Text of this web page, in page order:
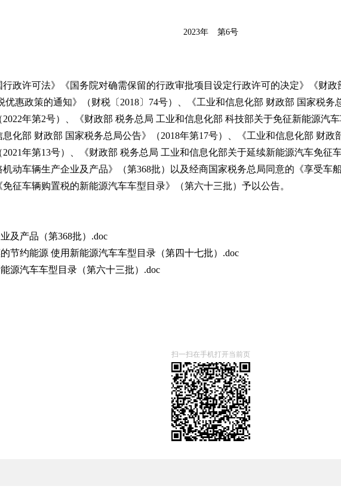
2023年 第6号
政许可法》《国务院对确需保留的行政审批项目设定行政许可的决定》《财
优惠政策的通知》（财税〔2018〕74号）、《工业和信息化部 财政部 国家税
年第2号）、《财政部 税务总局 工业和信息化部 科技部关于免征新能源汽车
息化部 财政部 国家税务总局公告》（2018年第17号）、《工业和信息化部 财
年第13号）、《财政部 税务总局 工业和信息化部关于延续新能源汽车免征
动车辆生产企业及产品》（第368批）以及经商国家税务总局同意的《享受车
征车辆购置税的新能源汽车车型目录》（第六十三批）予以公告。
及产品（第368批）.doc
节约能源 使用新能源汽车车型目录（第四十七批）.doc
源汽车车型目录（第六十三批）.doc
扫一扫在手机打开当前页